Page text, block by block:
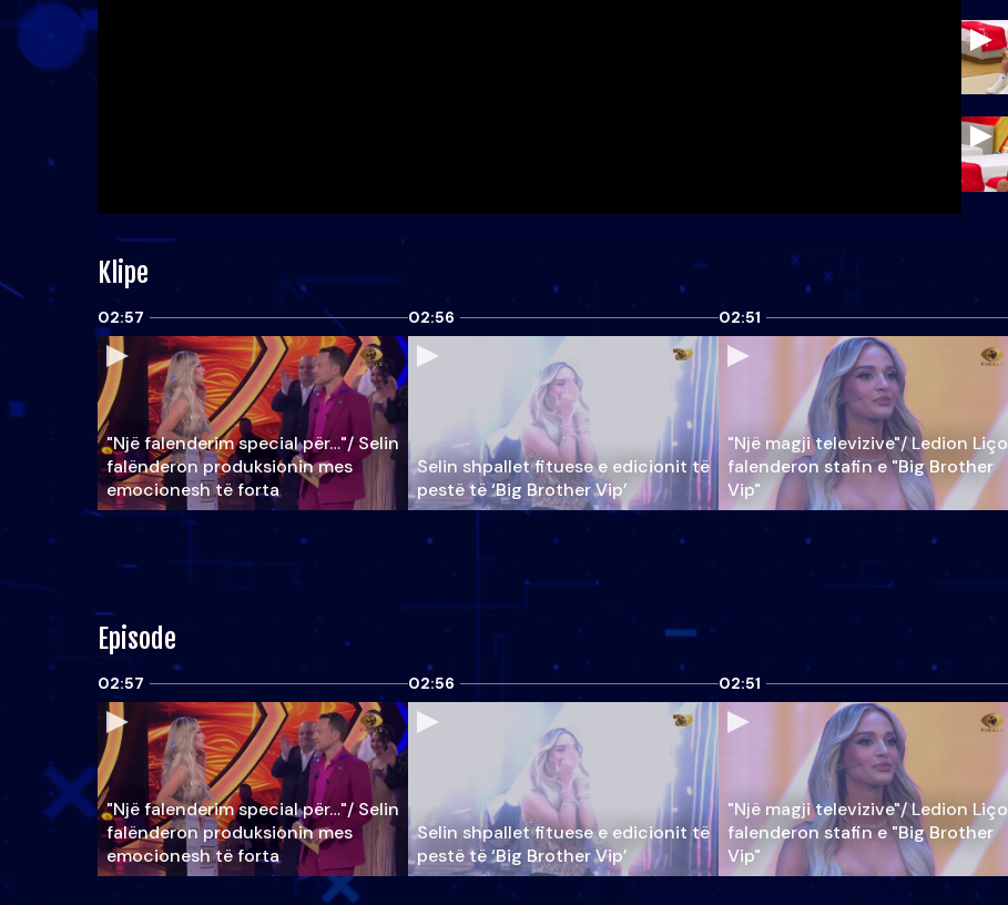
Klipe
02:57
"Një falenderim special për…"/ Selin
falënderon produksionin mes
emocionesh të forta
02:56
Selin shpallet fituese e edicionit të
pestë të ‘Big Brother Vip’
02:51
"Një magji televizive"/ Ledion Liço
falenderon stafin e "Big Brother
Vip"
Episode
02:57
"Një falenderim special për…"/ Selin
falënderon produksionin mes
emocionesh të forta
02:56
Selin shpallet fituese e edicionit të
pestë të ‘Big Brother Vip’
02:51
"Një magji televizive"/ Ledion Liço
falenderon stafin e "Big Brother
Vip"